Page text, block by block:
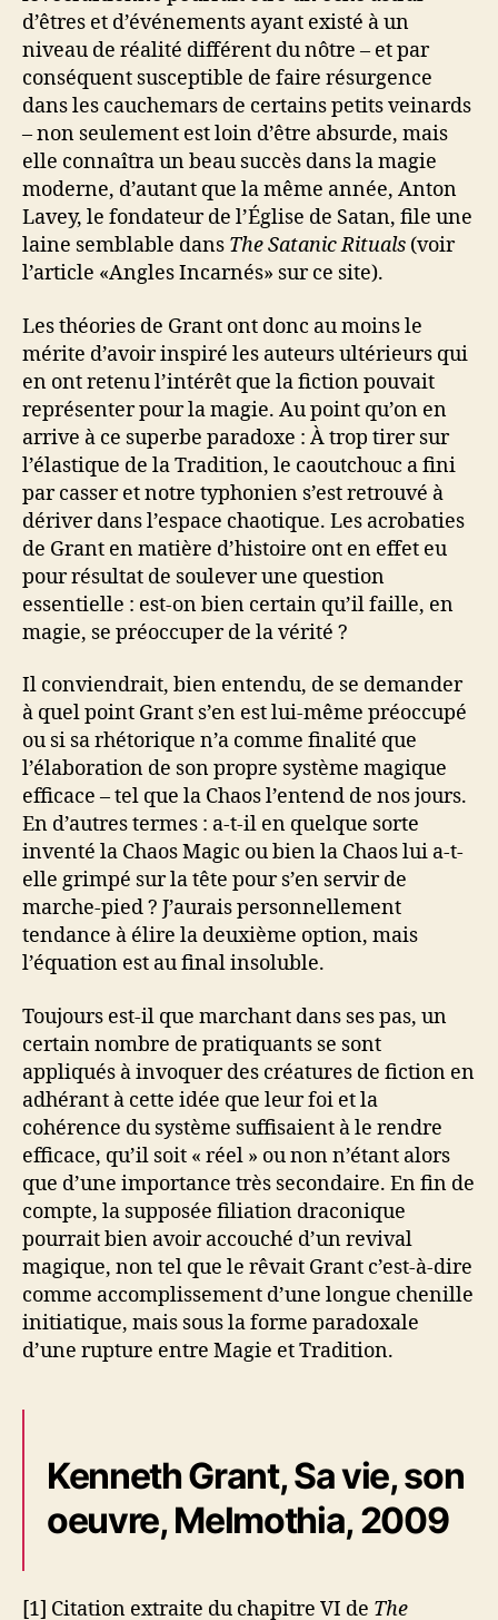
d’êtres et d’événements ayant existé à un
niveau de réalité différent du nôtre – et par
conséquent susceptible de faire résurgence
dans les cauchemars de certains petits veinards
– non seulement est loin d’être absurde, mais
elle connaîtra un beau succès dans la magie
moderne, d’autant que la même année, Anton
Lavey, le fondateur de l’Église de Satan, file une
laine semblable dans The Satanic Rituals (voir
l’article «Angles Incarnés» sur ce site).
Les théories de Grant ont donc au moins le
mérite d’avoir inspiré les auteurs ultérieurs qui
en ont retenu l’intérêt que la fiction pouvait
représenter pour la magie. Au point qu’on en
arrive à ce superbe paradoxe : À trop tirer sur
l’élastique de la Tradition, le caoutchouc a fini
par casser et notre typhonien s’est retrouvé à
dériver dans l’espace chaotique. Les acrobaties
de Grant en matière d’histoire ont en effet eu
pour résultat de soulever une question
essentielle : est-on bien certain qu’il faille, en
magie, se préoccuper de la vérité ?
Il conviendrait, bien entendu, de se demander
à quel point Grant s’en est lui-même préoccupé
ou si sa rhétorique n’a comme finalité que
l’élaboration de son propre système magique
efficace – tel que la Chaos l’entend de nos jours.
En d’autres termes : a-t-il en quelque sorte
inventé la Chaos Magic ou bien la Chaos lui a-t-
elle grimpé sur la tête pour s’en servir de
marche-pied ? J’aurais personnellement
tendance à élire la deuxième option, mais
l’équation est au final insoluble.
Toujours est-il que marchant dans ses pas, un
certain nombre de pratiquants se sont
appliqués à invoquer des créatures de fiction en
adhérant à cette idée que leur foi et la
cohérence du système suffisaient à le rendre
efficace, qu’il soit « réel » ou non n’étant alors
que d’une importance très secondaire. En fin de
compte, la supposée filiation draconique
pourrait bien avoir accouché d’un revival
magique, non tel que le rêvait Grant c’est-à-dire
comme accomplissement d’une longue chenille
initiatique, mais sous la forme paradoxale
d’une rupture entre Magie et Tradition.
Kenneth Grant, Sa vie, son
oeuvre, Melmothia, 2009
[1] Citation extraite du chapitre VI de The